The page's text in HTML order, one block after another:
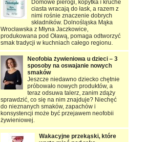
Domowe pierogi, kopytka i kruche
ciasta wracają do łask, a razem z
nimi rośnie znaczenie dobrych
składników. Dolnośląska Mąka
Wrocławska z Młyna Jaczkowice,
produkowana pod Oławą, pomaga odtworzyć
smak tradycji w kuchniach całego regionu.
Neofobia żywieniowa u dzieci – 3
sposoby na oswajanie nowych
smaków
Jeszcze niedawno dziecko chętnie
próbowało nowych produktów, a
teraz odsuwa talerz, zanim zdąży
sprawdzić, co się na nim znajduje? Niechęć
do nieznanych smaków, zapachów i
konsystencji może być przejawem neofobii
żywieniowej.
Wakacyjne przekąski, które